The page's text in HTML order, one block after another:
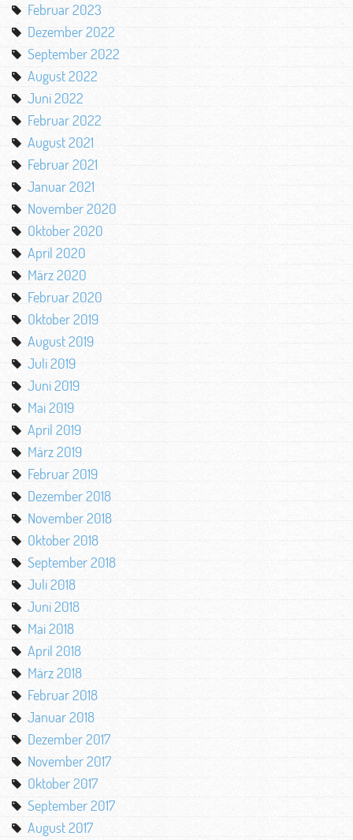
Februar 2023
Dezember 2022
September 2022
August 2022
Juni 2022
Februar 2022
August 2021
Februar 2021
Januar 2021
November 2020
Oktober 2020
April 2020
März 2020
Februar 2020
Oktober 2019
August 2019
Juli 2019
Juni 2019
Mai 2019
April 2019
März 2019
Februar 2019
Dezember 2018
November 2018
Oktober 2018
September 2018
Juli 2018
Juni 2018
Mai 2018
April 2018
März 2018
Februar 2018
Januar 2018
Dezember 2017
November 2017
Oktober 2017
September 2017
August 2017